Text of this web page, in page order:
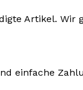
Artikel.
einfache